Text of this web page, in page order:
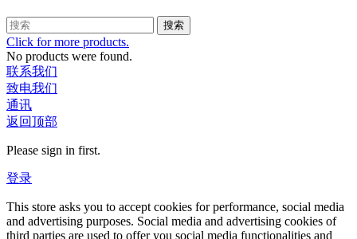
搜索
Click for more products.
No products were found.
联系我们
致电我们
通讯
返回顶部
Please sign in first.
登录
This store asks you to accept cookies for performance, social media
and advertising purposes. Social media and advertising cookies of
third parties are used to offer you social media functionalities and